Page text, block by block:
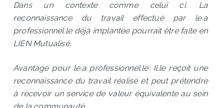
Dans un contexte comme celui ci. La
reconnaissance du travail effectué par le.a
professionnel.le déjà implantée pourrait être faite en
LIEN Mutualisé.
Avantage pour le.a professionnel.le: Il.le reçoit une
reconnaissance du travail réalisé et peut prétendre
à recevoir un service de valeur équivalente au sein